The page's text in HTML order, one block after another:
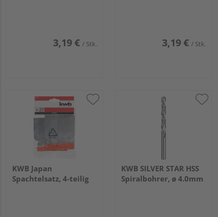
3,19 € / Stk. 3,19 € / Stk.
KWB Japan
Spachtelsatz, 4-teilig
KWB SILVER STAR HSS
Spiralbohrer, ø 4.0mm